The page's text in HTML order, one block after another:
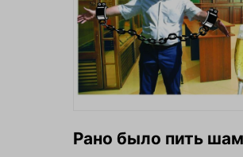
Рано было пить